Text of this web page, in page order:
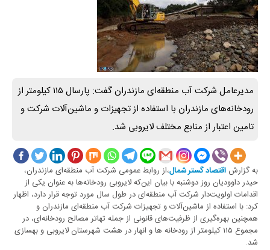
مدیرعامل شرکت آب منطقه‌ای مازندران گفت: پارسال ۱۱۵ کیلومتر از
رودخانه‌های مازندران با استفاده از تجهیزات و ماشین‌آلات شرکت و
تامین اعتبار از منابع مختلف لایروبی شد.
به گزارش اقتصاد گستر شمال،از روابط عمومی شرکت آب منطقه‌ای مازندران،
حیدر داوودیان روز دوشنبه با بیان این‌که لایروبی رودخانه‌ها به عنوان یکی از
اقدامات اولویت‌دار شرکت آب منطقه‌ای در طول سال مورد توجه قرار دارد، اظهار
کرد: با استفاده از ماشین‌آلات و تجهیزات شرکت آب منطقه‌ای مازندران و
همچنین بهره‌گیری از ظرفیت‌های قانونی از جمله تهاتر مصالح رودخانه‌ای، در
مجموع ۱۱۵ کیلومتر از رودخانه ها و انهار در هشت شهرستان لایروبی و بهسازی
شد.